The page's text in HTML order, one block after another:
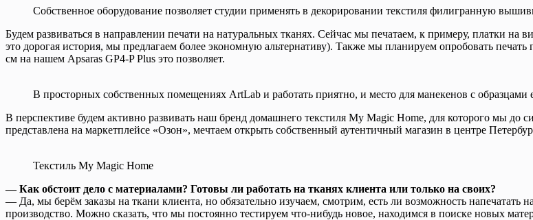
Собственное оборудование позволяет студии применять в декорировании текстиля филигранную
Будем развиваться в направлении печати на натуральных тканях. Сейчас мы печатаем, к примеру, платки на
это дорогая история, мы предлагаем более экономную альтернативу). Также мы планируем опробовать
см на нашем Apsaras GP4-P Plus это позволяет.
В просторных собственных помещениях ArtLab и работать приятно, и место для манекенов с образцами
В перспективе будем активно развивать наш бренд домашнего текстиля My Magic Home, для которого мы до
представлена на маркетплейсе «Озон», мечтаем открыть собственный аутентичный магазин в центре
Текстиль My Magic Home
— Как обстоит дело с материалами? Готовы ли работать на тканях клиента или только на своих?
— Да, мы берём заказы на ткани клиента, но обязательно изучаем, смотрим, есть ли возможность напечатать
производство. Можно сказать, что мы постоянно тестируем что-нибудь новое, находимся в поиске новых